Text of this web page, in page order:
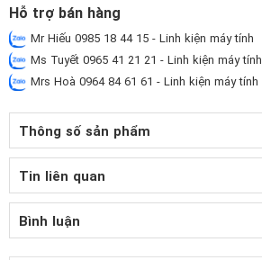
Hỗ trợ bán hàng
Mr Hiếu 0985 18 44 15 - Linh kiện máy tính
Ms Tuyết 0965 41 21 21 - Linh kiện máy tính
Mrs Hoà 0964 84 61 61 - Linh kiện máy tính
Thông số sản phẩm
Tin liên quan
Bình luận